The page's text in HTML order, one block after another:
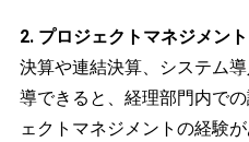
2. プロジェクトマネジメント
決算や連結決算、システム
導できると、経理部門内で
ェクトマネジメントの経験